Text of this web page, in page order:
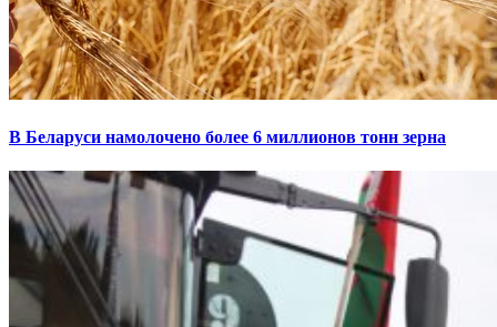
В Беларуси намолочено более 6 миллионов тонн зерна